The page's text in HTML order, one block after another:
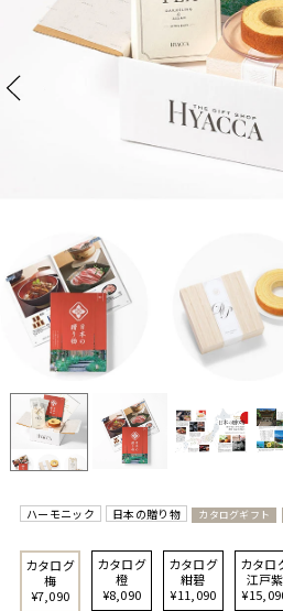
ハーモニック 日本の贈り物 カタログギフト
カタログ
梅
¥7,090
カタログ
橙
¥8,090
カタログ
紺碧
¥11,090
カタロ
江戸紫